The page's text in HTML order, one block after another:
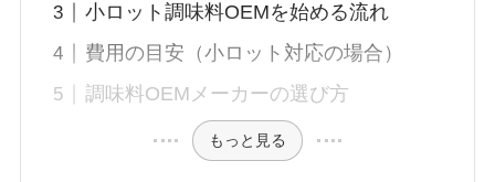
小ロット調味料OEMを始める流れ
費用の目安（小ロット対応の場合）
調味料OEMメーカーの選び方
もっと見る